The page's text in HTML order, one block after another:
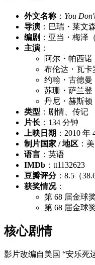
外文名称： You
导演 ：巴瑞・莱文
编剧 ：亚当・梅泽
主演 ：
阿尔・帕西诺
布伦达・瓦卡
约翰・古德曼
苏珊・萨兰登
丹尼・赫斯顿
类型 ：剧情、传记
片长 ：134 分钟
上映日期 ：2010 年
制片国家 / 地区 ：
语言 ：英语
IMDb ：tt1132623
豆瓣评分：8.5（
获奖情况：
第 68 届金球
第 68 届金球
核心剧情
影片改编自美国 “安乐死